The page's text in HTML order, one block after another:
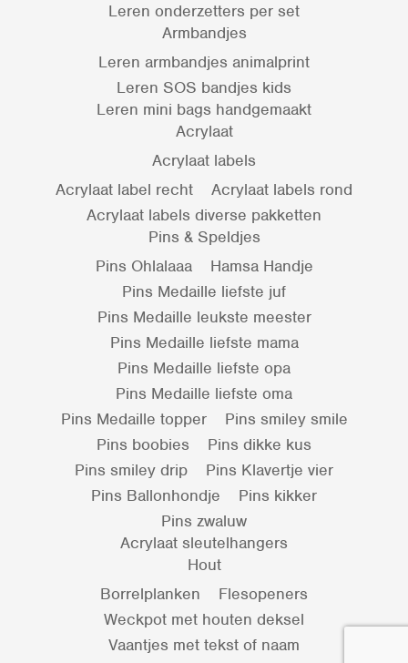
Leren onderzetters per set
Armbandjes
Leren armbandjes animalprint
Leren SOS bandjes kids
Leren mini bags handgemaakt
Acrylaat
Acrylaat labels
Acrylaat label recht
Acrylaat labels rond
Acrylaat labels diverse pakketten
Pins & Speldjes
Pins Ohlalaaa
Hamsa Handje
Pins Medaille liefste juf
Pins Medaille leukste meester
Pins Medaille liefste mama
Pins Medaille liefste opa
Pins Medaille liefste oma
Pins Medaille topper
Pins smiley smile
Pins boobies
Pins dikke kus
Pins smiley drip
Pins Klavertje vier
Pins Ballonhondje
Pins kikker
Pins zwaluw
Acrylaat sleutelhangers
Hout
Borrelplanken
Flesopeners
Weckpot met houten deksel
Vaantjes met tekst of naam